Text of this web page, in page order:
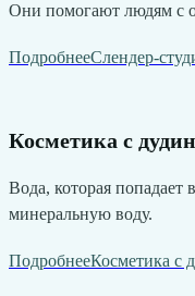
Они помогают людям с
ПодробнееСлендер-
Косметика с
Вода, которая
минеральную воду.
ПодробнееКосметика с